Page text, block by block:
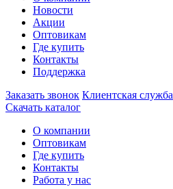
Новости
Акции
Оптовикам
Где купить
Контакты
Поддержка
Заказать звонок Клиентская служба
Скачать каталог
О компании
Оптовикам
Где купить
Контакты
Работа у нас